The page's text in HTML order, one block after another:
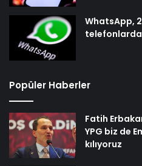
WhatsApp,
Popüler Haberler
Fatih
YPG biz de
kılıyoruz